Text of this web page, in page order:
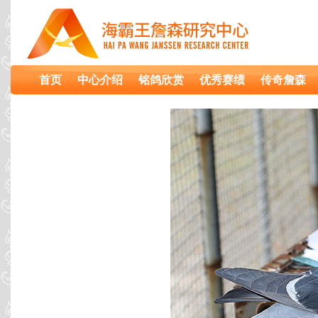
首页 中心介绍 铭鸽欣赏 优秀赛绩 传奇詹森